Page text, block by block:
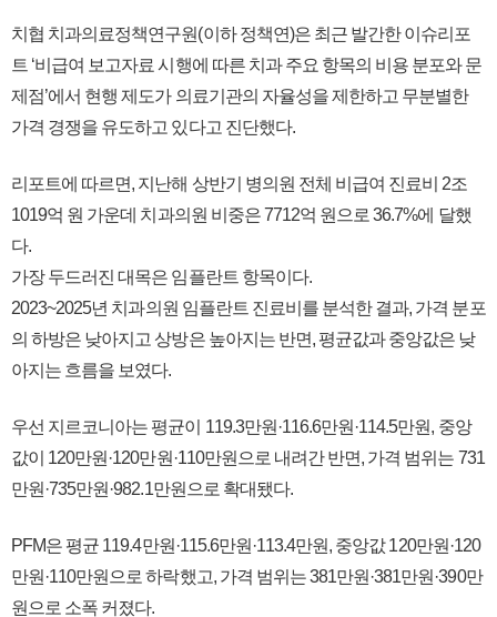
치협 치과의료정책연구원(이하 정책연)은 최근 발간한 이슈리포
트 ‘비급여 보고자료 시행에 따른 치과 주요 항목의 비용 분포와 문
제점’에서 현행 제도가 의료기관의 자율성을 제한하고 무분별한
가격 경쟁을 유도하고 있다고 진단했다.
리포트에 따르면, 지난해 상반기 병의원 전체 비급여 진료비 2조
1019억 원 가운데 치과의원 비중은 7712억 원으로 36.7%에 달했
다.
가장 두드러진 대목은 임플란트 항목이다.
2023~2025년 치과의원 임플란트 진료비를 분석한 결과, 가격 분포
의 하방은 낮아지고 상방은 높아지는 반면, 평균값과 중앙값은 낮
아지는 흐름을 보였다.
우선 지르코니아는 평균이 119.3만원·116.6만원·114.5만원, 중앙
값이 120만원·120만원·110만원으로 내려간 반면, 가격 범위는 731
만원·735만원·982.1만원으로 확대됐다.
PFM은 평균 119.4만원·115.6만원·113.4만원, 중앙값 120만원·120
만원·110만원으로 하락했고, 가격 범위는 381만원·381만원·390만
원으로 소폭 커졌다.